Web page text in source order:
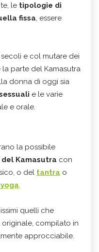
le tipologie di
fissa, essere
e col mutare dei
parte del Kamasutra
donna di oggi sia
e le varie
e orale.
la possibile
Kamasutra con
o del tantra o
.
quelli che
compilato in
approcciabile.